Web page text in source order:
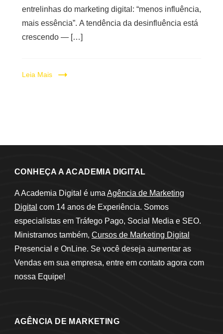
entrelinhas do marketing digital: “menos influência,
mais essência”. A tendência da desinfluência está
crescendo — […]
Leia Mais
CONHEÇA A ACADEMIA DIGITAL
A Academia Digital é uma Agência de Marketing
Digital com 14 anos de Experiência. Somos
especialistas em Tráfego Pago, Social Media e SEO.
Ministramos também, Cursos de Marketing Digital
Presencial e OnLine. Se você deseja aumentar as
Vendas em sua empresa, entre em contato agora com
nossa Equipe!
AGÊNCIA DE MARKETING